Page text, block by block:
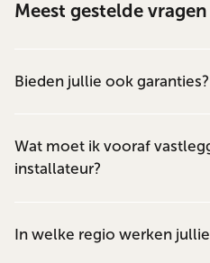
Meest gestelde vragen
Bieden jullie ook garanties?
Wat moet ik vooraf
installateur?
In welke regio werken